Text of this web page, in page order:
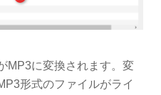
MP3に変換されます。変
形式のファイルがライ